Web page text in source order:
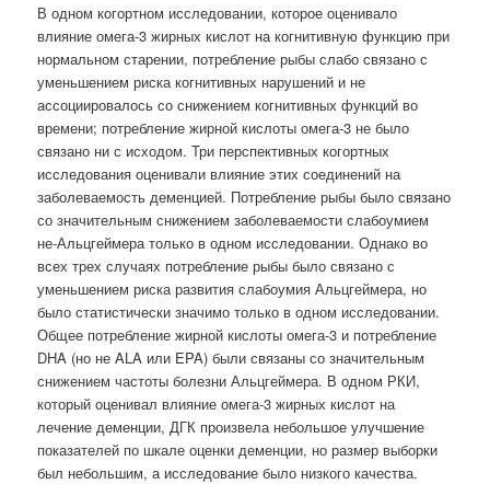
В одном когортном исследовании, которое оценивало
влияние омега-3 жирных кислот на когнитивную функцию при
нормальном старении, потребление рыбы слабо связано с
уменьшением риска когнитивных нарушений и не
ассоциировалось со снижением когнитивных функций во
времени; потребление жирной кислоты омега-3 не было
связано ни с исходом. Три перспективных когортных
исследования оценивали влияние этих соединений на
заболеваемость деменцией. Потребление рыбы было связано
со значительным снижением заболеваемости слабоумием
не-Альцгеймера только в одном исследовании. Однако во
всех трех случаях потребление рыбы было связано с
уменьшением риска развития слабоумия Альцгеймера, но
было статистически значимо только в одном исследовании.
Общее потребление жирной кислоты омега-3 и потребление
DHA (но не ALA или EPA) были связаны со значительным
снижением частоты болезни Альцгеймера. В одном РКИ,
который оценивал влияние омега-3 жирных кислот на
лечение деменции, ДГК произвела небольшое улучшение
показателей по шкале оценки деменции, но размер выборки
был небольшим, а исследование было низкого качества.